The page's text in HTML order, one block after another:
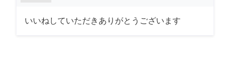
いいねしていただきありがとうございます